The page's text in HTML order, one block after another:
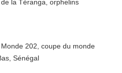
la Téranga, orphelins
202 coupe du monde
Sénégal